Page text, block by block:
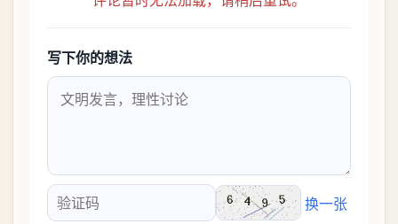
写下你的想法
验证码
换一张